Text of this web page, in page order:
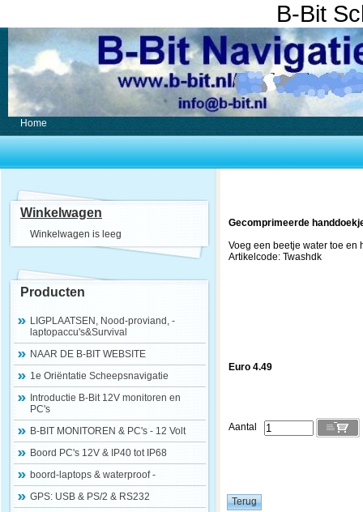
B-Bit
Home
Winkelwagen
Winkelwagen is leeg
Producten
LIGPLAATSEN, Nood-proviand, -
laptopaccu's&Survival
NAAR DE B-BIT WEBSITE
1e Oriëntatie Scheepsnavigatie
Introductie B-Bit 12V monitoren en
PC's
B-BIT MONITOREN & PC's - 12 Volt
Boord PC's 12V & IP40 tot IP68
boord-laptops & waterproof -
GPS: USB & PS/2 & RS232
Gecomprimeerde
Voeg een beetje water toe en
Artikelcode: Twashdk
Euro 4.49
Aantal